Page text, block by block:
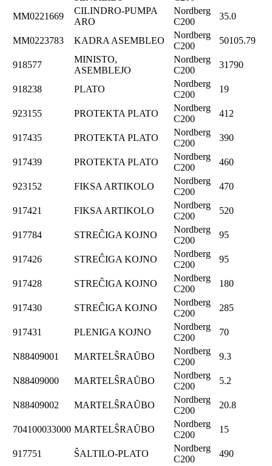
MM0221669
CILINDRO-PUMPA
ARO
Nordberg
C200
35.0
MM0223783 KADRA ASEMBLEO
Nordberg
C200
50105.79
918577
MINISTO,
ASEMBLEJO
Nordberg
C200
31790
918238 PLATO
Nordberg
C200
19
923155 PROTEKTA PLATO
Nordberg
C200
412
917435 PROTEKTA PLATO
Nordberg
C200
390
917439 PROTEKTA PLATO
Nordberg
C200
460
923152 FIKSA ARTIKOLO
Nordberg
C200
470
917421 FIKSA ARTIKOLO
Nordberg
C200
520
917784 STREĈIGA KOJNO
Nordberg
C200
95
917426 STREĈIGA KOJNO
Nordberg
C200
95
917428 STREĈIGA KOJNO
Nordberg
C200
180
917430 STREĈIGA KOJNO
Nordberg
C200
285
917431 PLENIGA KOJNO
Nordberg
C200
70
N88409001 MARTELŜRAŬBO
Nordberg
C200
9.3
N88409000 MARTELŜRAŬBO
Nordberg
C200
5.2
N88409002 MARTELŜRAŬBO
Nordberg
C200
20.8
704100033000 MARTELŜRAŬBO
Nordberg
C200
15
917751 ŜALTILO-PLATO
Nordberg
C200
490